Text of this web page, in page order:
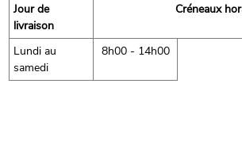
Jour de
livraison
Créneaux
Lundi au
samedi
8h00 - 14h00